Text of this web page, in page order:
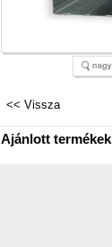
Ajánlott termékek